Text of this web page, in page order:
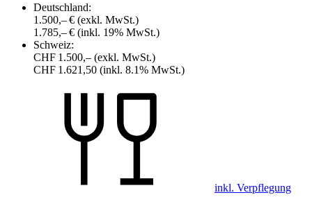
Deutschland:
1.500,– € (exkl. MwSt.)
1.785,– € (inkl. 19% MwSt.)
Schweiz:
CHF 1.500,– (exkl. MwSt.)
CHF 1.621,50 (inkl. 8.1% MwSt.)
inkl. Verpflegung